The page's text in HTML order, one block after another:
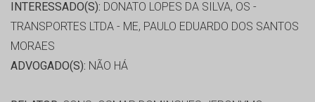
INTERESSADO(S): DONATO LOPES DA SILVA, OS -
TRANSPORTES LTDA - ME, PAULO EDUARDO DOS SANTOS
MORAES
ADVOGADO(S): NÃO HÁ